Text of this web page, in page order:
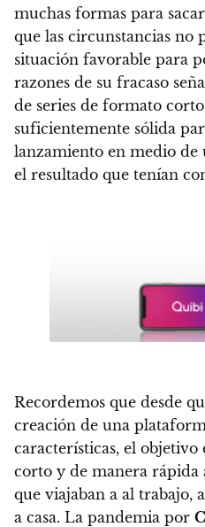
muchas formas para
que las circunstancias no
situación favorable para
razones de su fracaso
de series de formato
suficientemente sólida
lanzamiento en medio
el resultado que tenían
Recordemos que desde
creación de una
características, el objetivo
corto y de manera rápida
que viajaban a al trabajo,
a casa. La pandemia por